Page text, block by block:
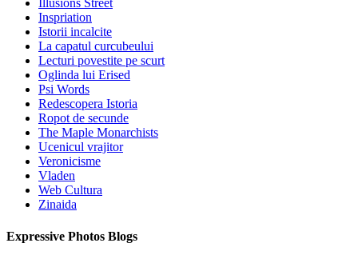
Illusions Street
Inspriation
Istorii incalcite
La capatul curcubeului
Lecturi povestite pe scurt
Oglinda lui Erised
Psi Words
Redescopera Istoria
Ropot de secunde
The Maple Monarchists
Ucenicul vrajitor
Veronicisme
Vladen
Web Cultura
Zinaida
Expressive Photos Blogs